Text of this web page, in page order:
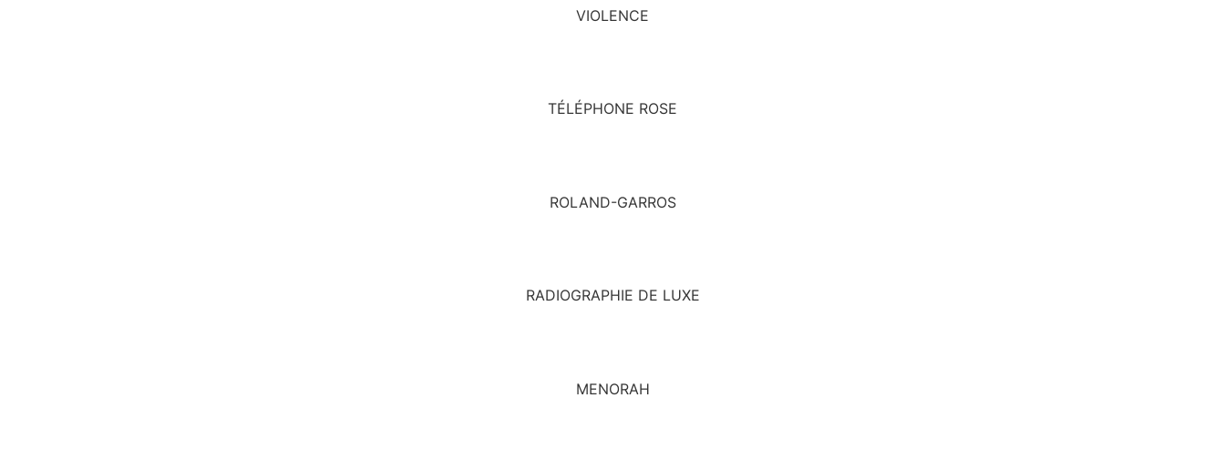
VIOLENCE
TÉLÉPHONE ROSE
ROLAND-GARROS
RADIOGRAPHIE DE LUXE
MENORAH